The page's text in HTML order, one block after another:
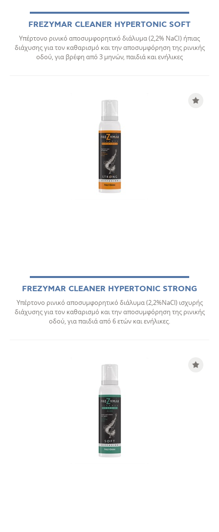
FREZYMAR CLEANER HYPERTONIC SOFT
Υπέρτονο ρινικό αποσυμφορητικό διάλυμα (2,2% NaCI) ήπιας
διάχυσης για τον καθαρισµό και την αποσυµφόρηση της ρινικής
οδού, για βρέφη από 3 μηνών, παιδιά και ενήλικες
FREZYMAR CLEANER HYPERTONIC STRONG
Υπέρτονο ρινικό αποσυμφορητικό διάλυμα (2,2%NaCl) ισχυρής
διάχυσης για τον καθαρισµό και την αποσυµφόρηση της ρινικής
οδού, για παιδιά από 6 ετών και ενήλικες.